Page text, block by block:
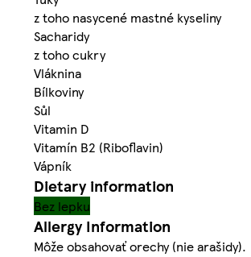
z toho nasycené mastné kyseliny
Sacharidy
z toho cukry
Vláknina
Bílkoviny
Sůl
Vitamin D
Vitamín B2 (Riboflavin)
Vápník
Dietary information
Bez lepku
Allergy Information
Môže obsahovať orechy (nie arašidy).